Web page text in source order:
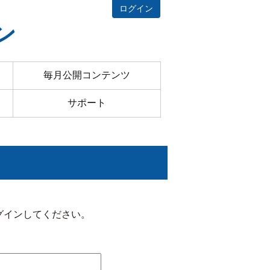
ログイン
毎月公開コンテンツ
サポート
ンしてください。